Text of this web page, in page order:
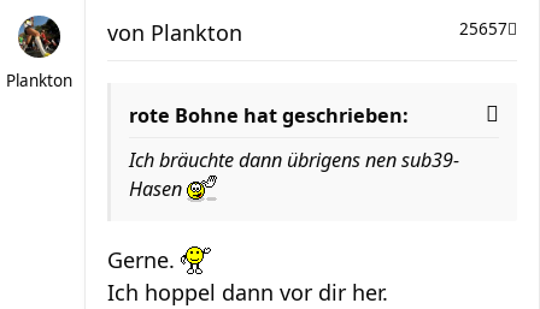
Plankton
25657
von Plankton
rote Bohne hat geschrieben:
Ich bräuchte dann übrigens nen sub39-
Hasen
Gerne.
Ich hoppel dann vor dir her.